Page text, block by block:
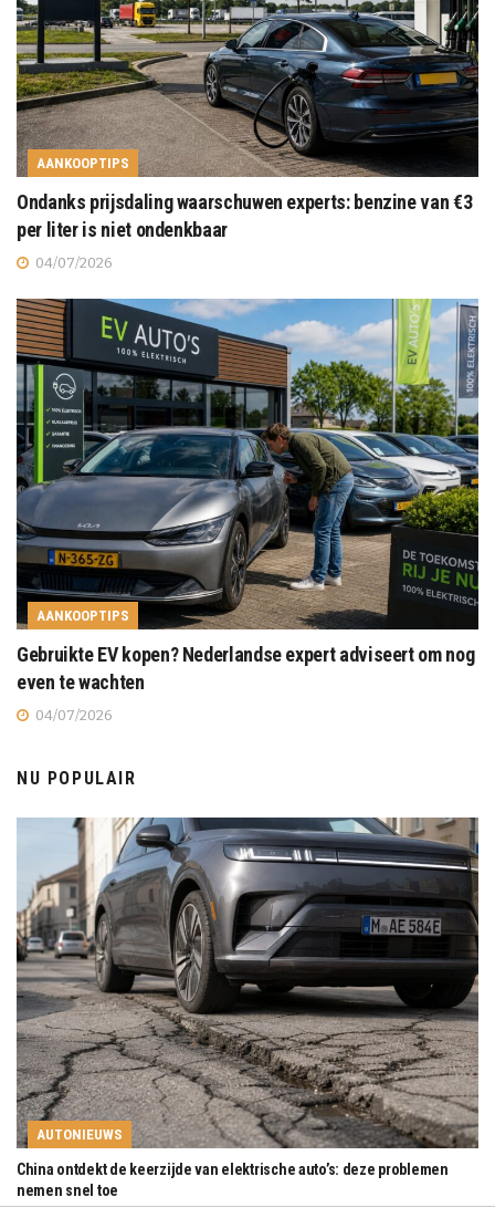
AANKOOPTIPS
Ondanks prijsdaling waarschuwen experts: benzine van €3
per liter is niet ondenkbaar
04/07/2026
AANKOOPTIPS
Gebruikte EV kopen? Nederlandse expert adviseert om nog
even te wachten
04/07/2026
NU POPULAIR
AUTONIEUWS
China ontdekt de keerzijde van elektrische auto’s: deze problemen
nemen snel toe